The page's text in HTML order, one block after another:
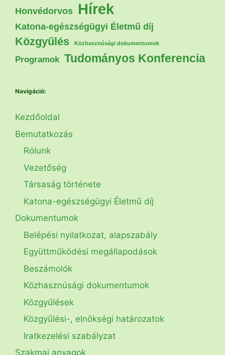
Honvédorvos Hírek
Katona-egészségügyi Életmű díj
Közgyűlés Közhasznúsági dokumentumok
Programok Tudományos Konferencia
Navigáció:
Kezdőoldal
Bemutatkozás
Rólunk
Vezetőség
Társaság története
Katona-egészségügyi Életmű díj
Dokumentumok
Belépési nyilatkozat, alapszabály
Együttműködési megállapodások
Beszámolók
Közhasznúsági dokumentumok
Közgyűlések
Közgyűlési-, elnökségi határozatok
Iratkezelési szabályzat
Szakmai anyagok